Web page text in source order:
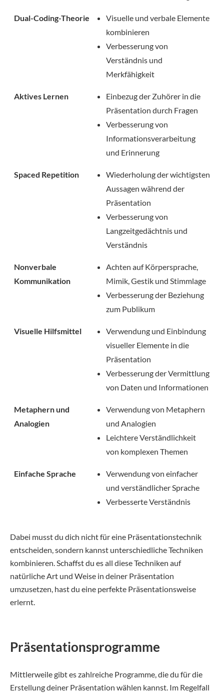
Dual-Coding-Theorie
Visuelle und verbale Elemente
kombinieren
Verbesserung von
Verständnis und
Merkfähigkeit
Aktives Lernen
Einbezug der Zuhörer in die
Präsentation durch Fragen
Verbesserung von
Informationsverarbeitung
und Erinnerung
Spaced Repetition
Wiederholung der wichtigsten
Aussagen während der
Präsentation
Verbesserung von
Langzeitgedächtnis und
Verständnis
Nonverbale
Kommunikation
Achten auf Körpersprache,
Mimik, Gestik und Stimmlage
Verbesserung der Beziehung
zum Publikum
Visuelle Hilfsmittel
Verwendung und Einbindung
visueller Elemente in die
Präsentation
Verbesserung der Vermittlung
von Daten und Informationen
Metaphern und
Analogien
Verwendung von Metaphern
und Analogien
Leichtere Verständlichkeit
von komplexen Themen
Einfache Sprache
Verwendung von einfacher
und verständlicher Sprache
Verbesserte Verständnis
Dabei musst du dich nicht für eine Präsentationstechnik
entscheiden, sondern kannst unterschiedliche Techniken
kombinieren. Schaffst du es all diese Techniken auf
natürliche Art und Weise in deiner Präsentation
umzusetzen, hast du eine perfekte Präsentationsweise
erlernt.
Präsentationsprogramme
Mittlerweile gibt es zahlreiche Programme, die du für die
Erstellung deiner Präsentation wählen kannst. Im Regelfall